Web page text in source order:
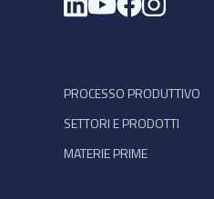
Si apre in una nuova scheda
PROCESSO PRODUTTIVO
SETTORI E PRODOTTI
MATERIE PRIME